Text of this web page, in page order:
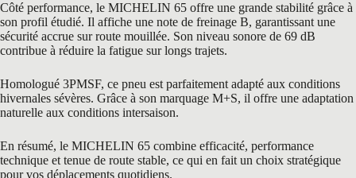
Côté performance, le MICHELIN 65 offre une grande stabilité grâce à
son profil étudié. Il affiche une note de freinage B, garantissant une
sécurité accrue sur route mouillée. Son niveau sonore de 69 dB
contribue à réduire la fatigue sur longs trajets.
Homologué 3PMSF, ce pneu est parfaitement adapté aux conditions
hivernales sévères. Grâce à son marquage M+S, il offre une adaptation
naturelle aux conditions intersaison.
En résumé, le MICHELIN 65 combine efficacité, performance
technique et tenue de route stable, ce qui en fait un choix stratégique
pour vos déplacements quotidiens.